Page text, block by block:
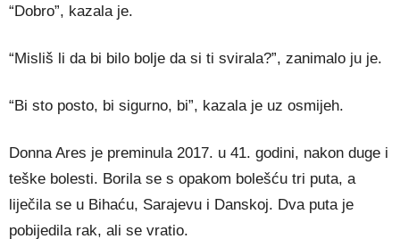
“Dobro”, kazala je.
“Misliš li da bi bilo bolje da si ti svirala?”, zanimalo ju je.
“Bi sto posto, bi sigurno, bi”, kazala je uz osmijeh.
Donna Ares je preminula 2017. u 41. godini, nakon duge i
teške bolesti. Borila se s opakom bolešću tri puta, a
liječila se u Bihaću, Sarajevu i Danskoj. Dva puta je
pobijedila rak, ali se vratio.